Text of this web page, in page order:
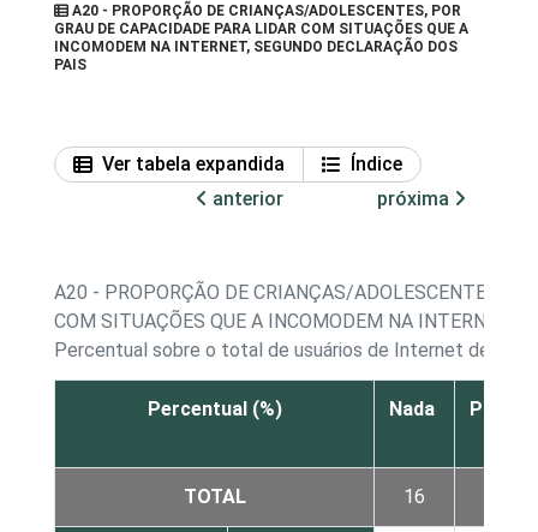
A20 - PROPORÇÃO DE CRIANÇAS/ADOLESCENTES, POR
GRAU DE CAPACIDADE PARA LIDAR COM SITUAÇÕES QUE A
INCOMODEM NA INTERNET, SEGUNDO DECLARAÇÃO DOS
PAIS
Ver tabela expandida
Índice
anterior
próxima
A20 - PROPORÇÃO DE CRIANÇAS/ADOLESCENTES,
COM SITUAÇÕES QUE A INCOMODEM NA INTERNET,
Percentual sobre o total de usuários de Internet de 9 a
Percentual (%) Nada Pouco
TOTAL 16